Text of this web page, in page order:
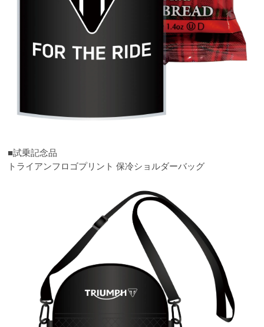
■試乗記念品
トライアンフロゴプリント 保冷ショルダーバッグ